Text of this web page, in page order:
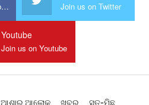
Join us on Facebook Join us on Twitter
Youtube
Join us on Youtube
ଆଶାର ଆଲୋକ ଖବର ସତ-ମିଛ